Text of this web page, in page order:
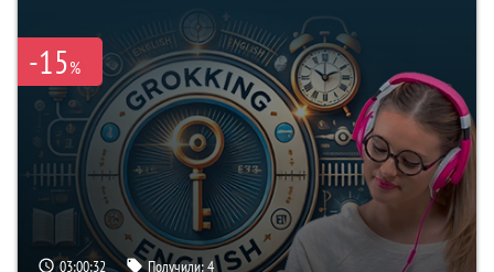
-15%
03:00:31 Получили:4